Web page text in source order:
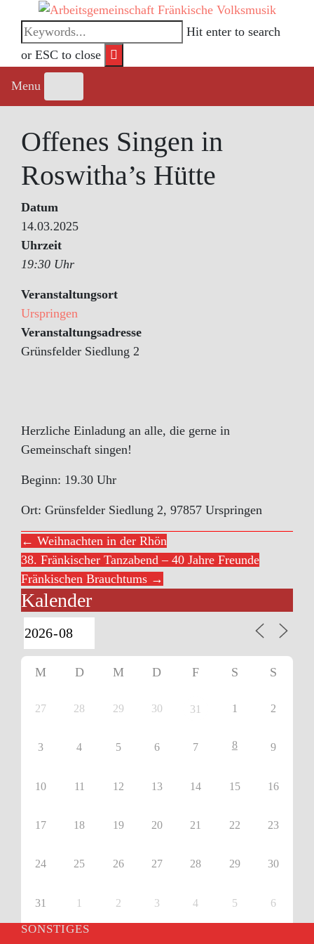
content
Hit enter to search
or ESC to close
Menu
Offenes Singen in
Roswitha’s Hütte
Datum
14.03.2025
Uhrzeit
19:30 Uhr
Veranstaltungsort
Urspringen
Veranstaltungsadresse
Grünsfelder Siedlung 2
Herzliche Einladung an alle, die gerne in
Gemeinschaft singen!
Beginn: 19.30 Uhr
Ort: Grünsfelder Siedlung 2, 97857 Urspringen
← Weihnachten in der Rhön
38. Fränkischer Tanzabend – 40 Jahre Freunde
Fränkischen Brauchtums →
Kalender
M D M D F S S
27 28 29 30 31 1 2
3 4 5 6 7 8 9
10 11 12 13 14 15 16
17 18 19 20 21 22 23
24 25 26 27 28 29 30
31 1 2 3 4 5 6
SONSTIGES